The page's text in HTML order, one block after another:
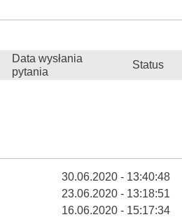
Data wysłania
pytania
Status
30.06.2020 - 13:40:48
23.06.2020 - 13:18:51
16.06.2020 - 15:17:34